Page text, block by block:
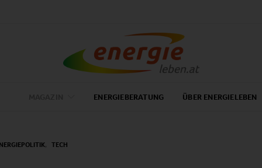
ENERGIEBERATUNG ÜBER ENERGIELEBEN
TECH